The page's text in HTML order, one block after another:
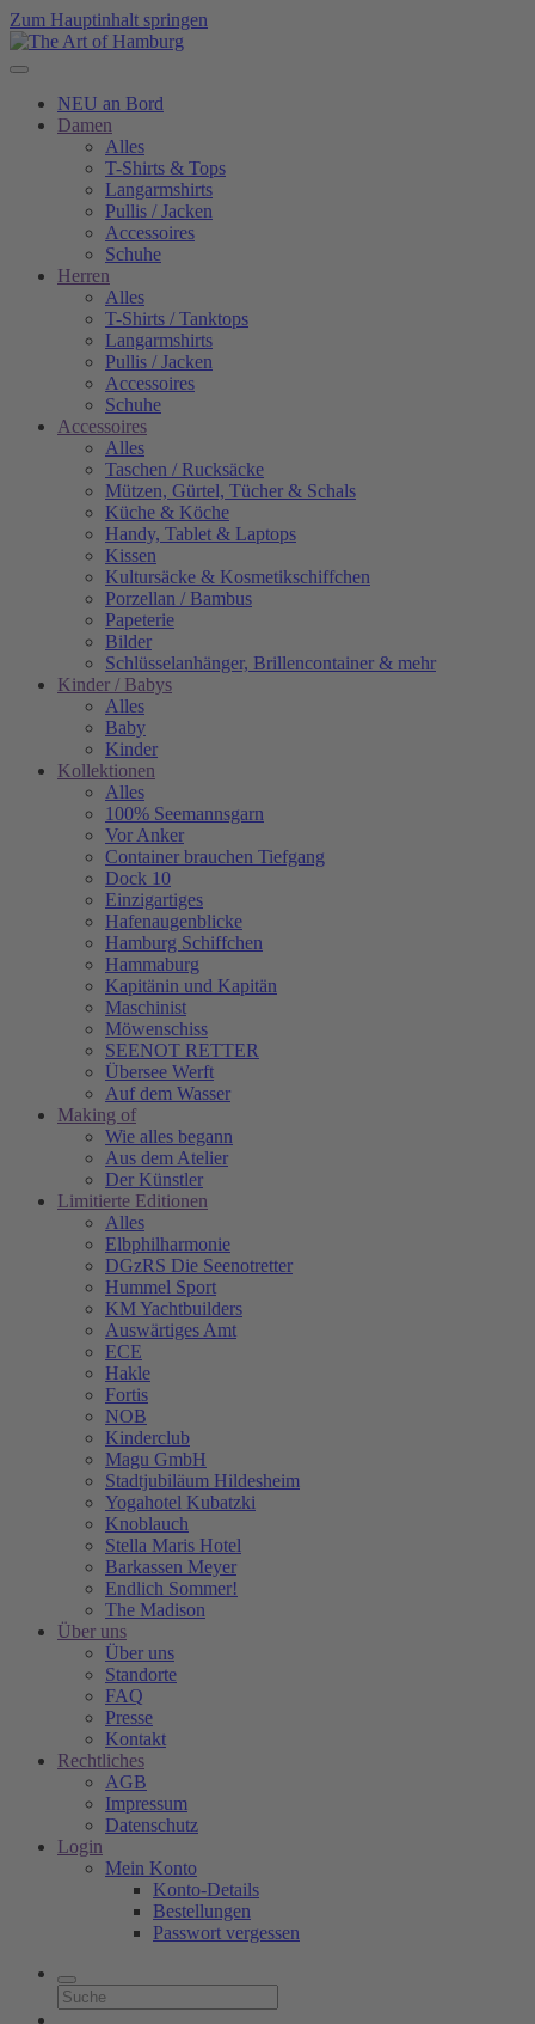
Zum Hauptinhalt springen
NEU an Bord
Damen
Alles
T-Shirts & Tops
Langarmshirts
Pullis / Jacken
Accessoires
Schuhe
Herren
Alles
T-Shirts / Tanktops
Langarmshirts
Pullis / Jacken
Accessoires
Schuhe
Accessoires
Alles
Taschen / Rucksäcke
Mützen, Gürtel, Tücher & Schals
Küche & Köche
Handy, Tablet & Laptops
Kissen
Kultursäcke & Kosmetikschiffchen
Porzellan / Bambus
Papeterie
Bilder
Schlüsselanhänger, Brillencontainer & mehr
Kinder / Babys
Alles
Baby
Kinder
Kollektionen
Alles
100% Seemannsgarn
Vor Anker
Container brauchen Tiefgang
Dock 10
Einzigartiges
Hafenaugen­blicke
Hamburg Schiffchen
Hammaburg
Kapitänin und Kapitän
Maschinist
Möwenschiss
SEENOT RETTER
Übersee Werft
Auf dem Wasser
Making of
Wie alles begann
Aus dem Atelier
Der Künstler
Limitierte Editionen
Alles
Elbphilharmonie
DGzRS Die Seenotretter
Hummel Sport
KM Yachtbuilders
Auswärtiges Amt
ECE
Hakle
Fortis
NOB
Kinderclub
Magu GmbH
Stadtjubiläum Hildesheim
Yogahotel Kubatzki
Knoblauch
Stella Maris Hotel
Barkassen Meyer
Endlich Sommer!
The Madison
Über uns
Über uns
Standorte
FAQ
Presse
Kontakt
Rechtliches
AGB
Impressum
Datenschutz
Login
Mein Konto
Konto-Details
Bestellungen
Passwort vergessen